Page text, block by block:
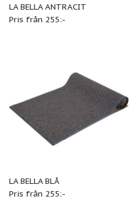
LA BELLA ANTRACIT
Pris från 255:-
LA BELLA BLÅ
Pris från 255:-